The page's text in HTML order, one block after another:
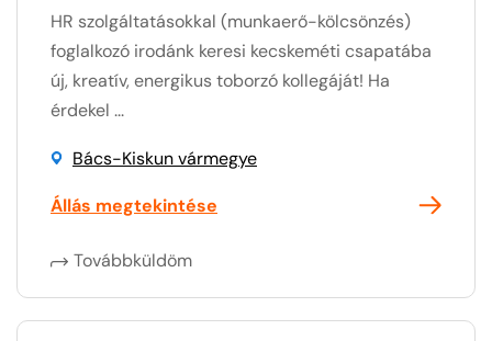
HR szolgáltatásokkal (munkaerő-kölcsönzés)
foglalkozó irodánk keresi kecskeméti csapatába
új, kreatív, energikus toborzó kollegáját! Ha
érdekel ...
Bács-Kiskun vármegye
Állás megtekintése
Továbbküldöm